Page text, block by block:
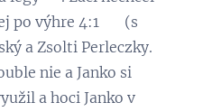
po výhre 4:1 😃 (s
a Zsolti Perleczky.
nie a Janko si
a hoci Janko v